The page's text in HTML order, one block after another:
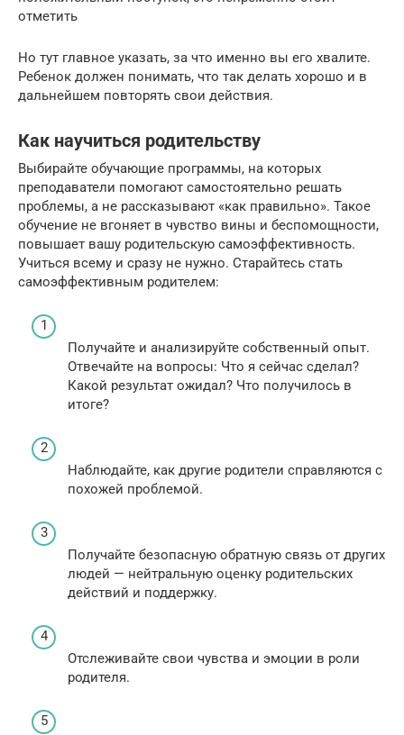
отметить
Но тут главное указать, за что именно вы его хвалите.
Ребенок должен понимать, что так делать хорошо и в
дальнейшем повторять свои действия.
Как научиться родительству
Выбирайте обучающие программы, на которых
преподаватели помогают самостоятельно решать
проблемы, а не рассказывают «как правильно». Такое
обучение не вгоняет в чувство вины и беспомощности,
повышает вашу родительскую самоэффективность.
Учиться всему и сразу не нужно. Старайтесь стать
самоэффективным родителем:
Получайте и анализируйте собственный опыт.
Отвечайте на вопросы: Что я сейчас сделал?
Какой результат ожидал? Что получилось в
итоге?
Наблюдайте, как другие родители справляются с
похожей проблемой.
Получайте безопасную обратную связь от других
людей — нейтральную оценку родительских
действий и поддержку.
Отслеживайте свои чувства и эмоции в роли
родителя.